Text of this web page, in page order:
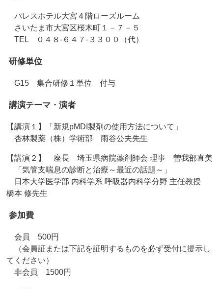
パレスホテル大宮４階ローズルーム
さいたま市大宮区桜木町１－７－５
TEL ０４８‐６４７‐３３００（代）
研修単位
G15 集合研修１単位 付与
講演テーマ・演者
【講演１】「新規pMDI製剤の使用方法について」
杏林製薬（株）学術部 雨谷公夫先生
【講演２】 座長 埼玉県病院薬剤師会 理事 曽我部直美
「気管支喘息の診断と治療～最近の話題～」
日本大学医学部 内科学系 呼吸器内科学分野 主任教授
橋本 修先生
参加費
会員 500円
（会員証または下記を証明するものを必ず受付に提示し
てください）
非会員 1500円